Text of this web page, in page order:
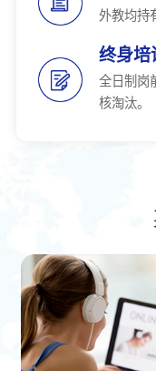
外教均持
终身培
全日制岗
核淘汰。